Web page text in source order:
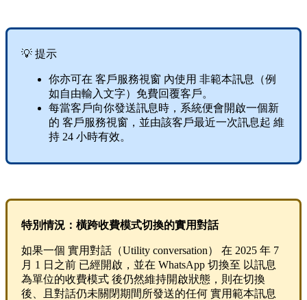
💡 提示
你亦可在 客戶服務視窗 內使用 非範本訊息（例
如自由輸入文字）免費回覆客戶。
每當客戶向你發送訊息時，系統便會開啟一個新
的 客戶服務視窗，並由該客戶最近一次訊息起 維
持 24 小時有效。
特別情況：橫跨收費模式切換的實用對話
如果一個 實用對話（Utility conversation） 在 2025 年 7
月 1 日之前 已經開啟，並在 WhatsApp 切換至 以訊息
為單位的收費模式 後仍然維持開啟狀態，則在切換
後、且對話仍未關閉期間所發送的任何 實用範本訊息